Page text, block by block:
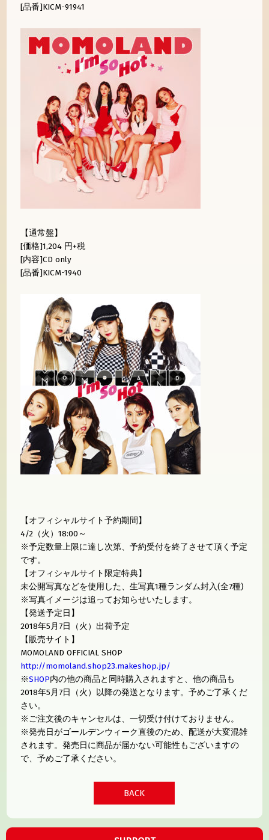
[品番]KICM-91941
【通常盤】
[価格]1,204 円+税
[内容]CD only
[品番]KICM-1940
【オフィシャルサイト予約期間】
4/2（火）18:00～
※予定数量上限に達し次第、予約受付を終了させて頂く予定
です。
【オフィシャルサイト限定特典】
未公開写真などを使用した、生写真1種ランダム封入(全7種)
※写真イメージは追ってお知らせいたします。
【発送予定日】
2018年5月7日（火）出荷予定
【販売サイト】
MOMOLAND OFFICIAL SHOP
http://momoland.shop23.makeshop.jp/
※SHOP内の他の商品と同時購入されますと、他の商品も
2018年5月7日（火）以降の発送となります。予めご了承くだ
さい。
※ご注文後のキャンセルは、一切受け付けておりません。
※発売日がゴールデンウィーク直後のため、配送が大変混雑
されます。発売日に商品が届かない可能性もございますの
で、予めご了承ください。
BACK